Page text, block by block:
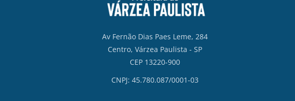
Av Fernão Dias Paes Leme, 284
Centro, Várzea Paulista - SP
CEP 13220-900
CNPJ: 45.780.087/0001-03